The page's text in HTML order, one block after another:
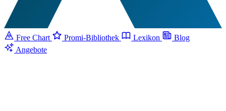
Free Chart Promi-Bibliothek Lexikon
Blog
Angebote